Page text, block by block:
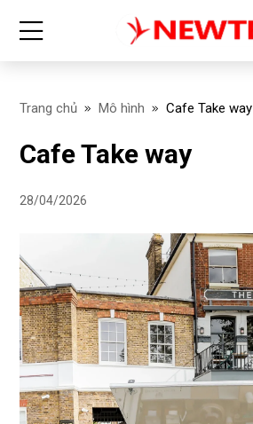
Trang chủ Mô hình Cafe Take way
Cafe Take way
28/04/2026